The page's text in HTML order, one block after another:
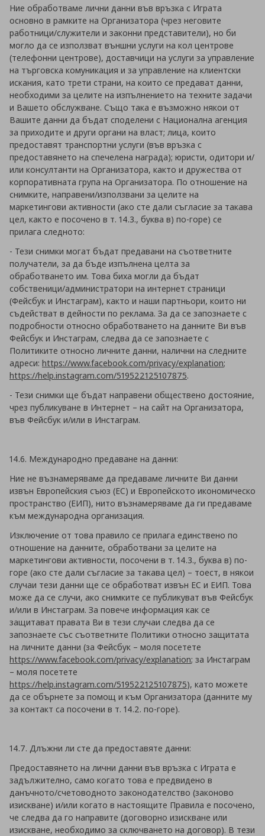
Ние обработваме лични данни във връзка с Играта
основно в рамките на Организатора (чрез неговите
работници/служители и законни представители), но би
могло да се използват външни услуги на кол центрове
(телефонни центрове), доставчици на услуги за управление
на търговска комуникация и за управление на клиентски
искания, като трети страни, на които се предават данни,
необходими за целите на изпълнението на техните задачи
и Вашето обслужване. Също така е възможно някои от
Вашите данни да бъдат споделени с Национална агенция
за приходите и други органи на власт; лица, които
предоставят транспортни услуги (във връзка с
предоставянето на спечелена награда); юристи, одитори и/
или консултанти на Организатора, както и дружества от
корпоративната група на Организатора. По отношение на
снимките, направени/използвани за целите на
маркетингови активности (ако сте дали съгласие за такава
цел, както е посочено в т. 14.3., буква в) по-горе) се
прилага следното:
- Тези снимки могат бъдат предавани на съответните
получатели, за да бъде изпълнена целта за
обработването им. Това биха могли да бъдат
собственици/администратори на интернет страници
(Фейсбук и Инстаграм), както и наши партньори, които ни
съдействат в дейности по реклама. За да се запознаете с
подробности относно обработването на данните Ви във
Фейсбук и Инстаграм, следва да се запознаете с
Политиките относно личните данни, налични на следните
адреси: https://www.facebook.com/privacy/explanation;
https://help.instagram.com/519522125107875.
- Тези снимки ще бъдат направени обществено достояние,
чрез публикуване в Интернет – на сайт на Организатора,
във Фейсбук и/или в Инстаграм.
14.6. Международно предаване на данни:
Ние не възнамеряваме да предаваме личните Ви данни
извън Европейския съюз (ЕС) и Европейското икономическо
пространство (ЕИП), нито възнамеряваме да ги предаваме
към международна организация.
Изключение от това правило се прилага единствено по
отношение на данните, обработвани за целите на
маркетингови активности, посочени в т. 14.3., буква в) по-
горе (ако сте дали съгласие за такава цел) – тоест, в някои
случаи тези данни ще се обработват извън ЕС и ЕИП. Това
може да се случи, ако снимките се публикуват във Фейсбук
и/или в Инстаграм. За повече информация как се
защитават правата Ви в тези случаи следва да се
запознаете със съответните Политики относно защитата
на личните данни (за Фейсбук – моля посетете
https://www.facebook.com/privacy/explanation; за Инстаграм
– моля посетете
https://help.instagram.com/519522125107875), като можете
да се обърнете за помощ и към Организатора (данните му
за контакт са посочени в т. 14.2. по-горе).
14.7. Длъжни ли сте да предоставяте данни:
Предоставянето на лични данни във връзка с Играта е
задължително, само когато това е предвидено в
данъчното/счетоводното законодателство (законово
изискване) и/или когато в настоящите Правила е посочено,
че следва да го направите (договорно изискване или
изискване, необходимо за сключването на договор). В тези